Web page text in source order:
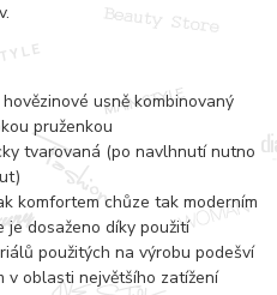
usně kombinovaný
pruženkou
tvarovaná (po navlhnutí nutno
komfortem chůze tak moderním
je dosaženo díky použití
použitých na výrobu podešví
v oblasti největšího zatížení